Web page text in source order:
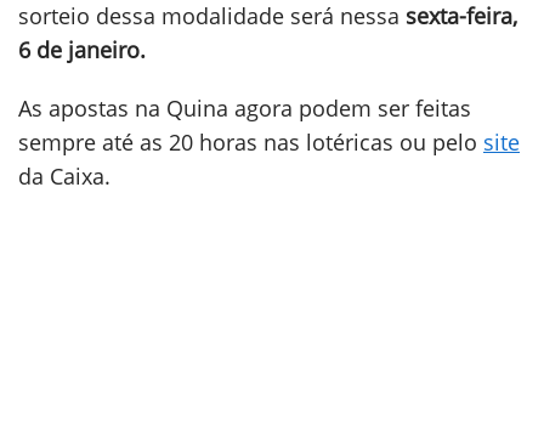
sorteio dessa modalidade será nessa sexta-feira,
6 de janeiro.
As apostas na Quina agora podem ser feitas
sempre até as 20 horas nas lotéricas ou pelo site
da Caixa.